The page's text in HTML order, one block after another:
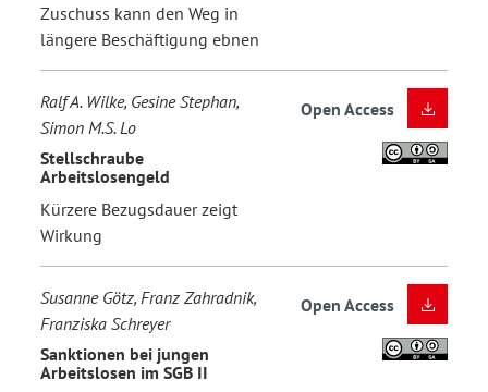
Zuschuss kann den Weg in
längere Beschäftigung ebnen
Ralf A. Wilke, Gesine Stephan,
Simon M.S. Lo
Stellschraube
Arbeitslosengeld
Kürzere Bezugsdauer zeigt
Wirkung
Open Access
Susanne Götz, Franz Zahradnik,
Franziska Schreyer
Sanktionen bei jungen
Arbeitslosen im SGB II
Open Access